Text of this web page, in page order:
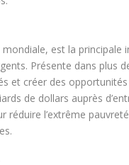
mondiale, est la
Présente dans plus
et créer des opportunités
de dollars auprès
réduire l’extrême